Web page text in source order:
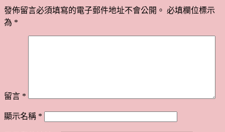
發佈留言必須填寫的電子郵件地址不會公開。 必填欄位標示
為 *
留言 *
顯示名稱 *